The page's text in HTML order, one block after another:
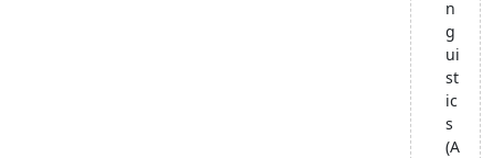
n
g
ui
st
ic
s
(A